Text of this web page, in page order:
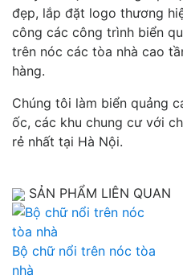
đẹp, lắp đặt logo thương
công các công trình biển
trên nóc các tòa nhà cao
hàng.
Chúng tôi làm biển quảng
ốc, các khu chung cư với
rẻ nhất tại Hà Nội.
SẢN PHẨM LIÊN QUAN
Bộ chữ nổi trên nóc tòa
nhà